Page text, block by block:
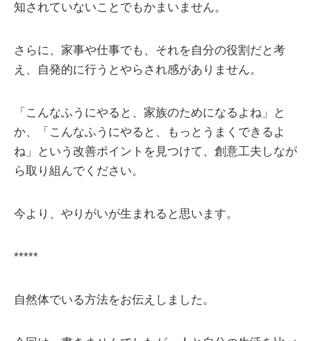
知されていないことでもかまいません。
さらに、家事や仕事でも、それを自分の役割だと考
え、自発的に行うとやらされ感がありません。
「こんなふうにやると、家族のためになるよね」と
か、「こんなふうにやると、もっとうまくできるよ
ね」という改善ポイントを見つけて、創意工夫しなが
ら取り組んでください。
今より、やりがいが生まれると思います。
*****
自然体でいる方法をお伝えしました。